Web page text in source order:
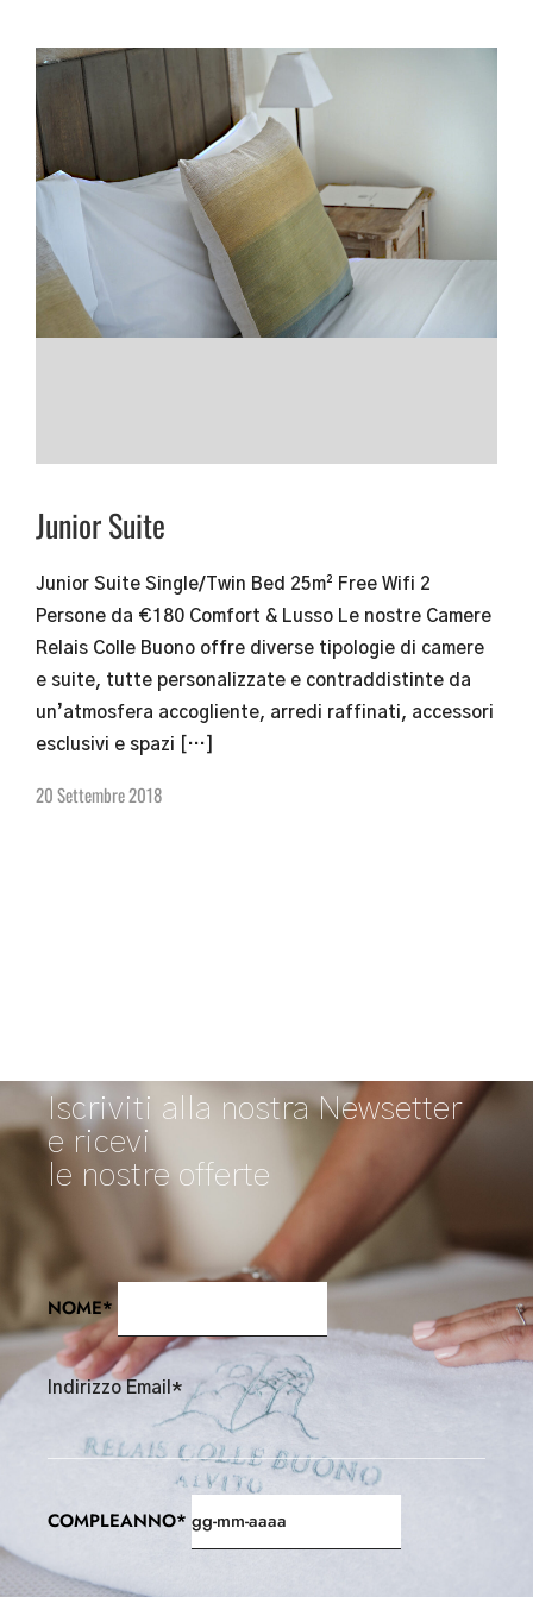
Junior Suite
Junior Suite Single/Twin Bed​ 25m² Free Wifi 2
Persone da €180 Comfort & Lusso Le nostre Camere
Relais Colle Buono offre diverse tipologie di camere
e suite, tutte personalizzate e contraddistinte da
un’atmosfera accogliente, arredi raffinati, accessori
esclusivi e spazi […]
20 Settembre 2018
Iscriviti alla nostra Newsetter
e ricevi
le nostre offerte
NOME*
Indirizzo Email*
COMPLEANNO*